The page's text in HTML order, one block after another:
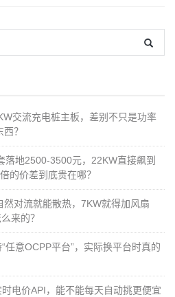
交流充电桩主板，差别不只是功率
？
落地2500-3500元，22KW直接飙到
价差到底贵在哪？
对流就能散热，7KW就得加风扇
来的？
任意OCPP平台”，实际换平台时真的
电价API，能不能每天自动挑更便宜